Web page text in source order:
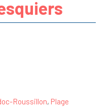
Roussillon, Plage